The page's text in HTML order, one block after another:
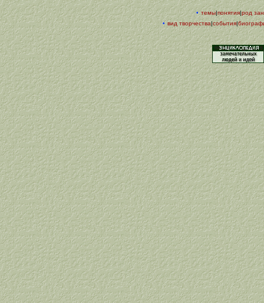
• темы|понятия|род
• вид творчества|события|